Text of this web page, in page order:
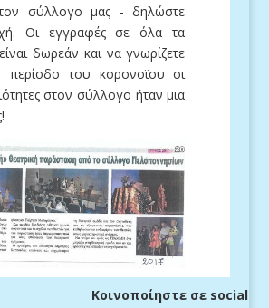
σύλλογο μας - δηλώστε
Οι εγγραφές σε όλα τα
δωρεάν και να γνωρίζετε
περίοδο του κορονοϊου οι
στον σύλλογο ήταν μια
Κοινοποίηστε σε social